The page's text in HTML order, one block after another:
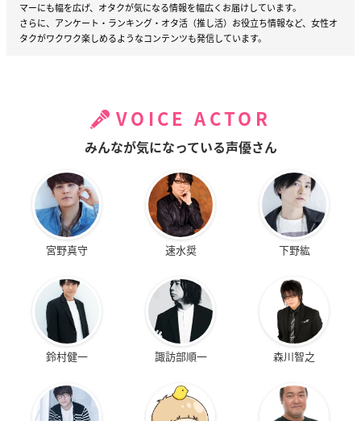
マーにも幅を広げ、オタクが気になる情報を幅広くお届けしています。
さらに、アンケート・ランキング・オタ活（推し活）お役立ち情報など、女性オ
タクがワクワク楽しめるようなコンテンツも発信しています。
VOICE ACTOR
みんなが気になっている声優さん
宮野真守 速水奨 下野紘
鈴村健一 諏訪部順一 森川智之